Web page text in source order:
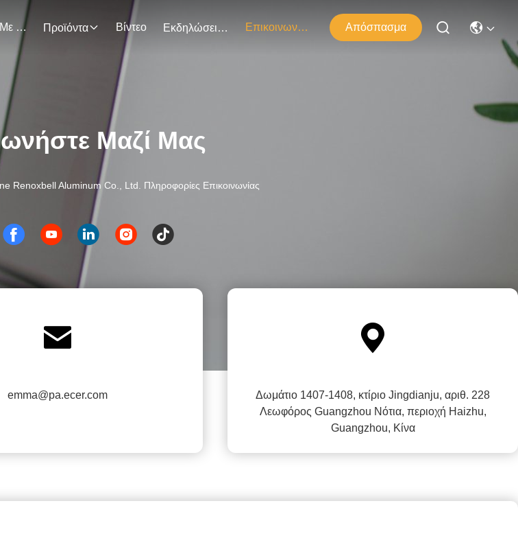
Σχετικά Με Εμάς Προϊόντα Βίντεο Εκδηλώσεις Επικοινωνήστε Μαζί Μας Απόσπασμα
Μαζί Μας
Renoxbell Aluminum Co., Ltd. Πληροφορίες Επικοινωνίας

emma@pa.ecer.com

Δωμάτιο 1407-1408, κτίριο Jingdianju, αριθ. 228
Λεωφόρος Guangzhou Νότια, περιοχή Haizhu,
Guangzhou, Κίνα